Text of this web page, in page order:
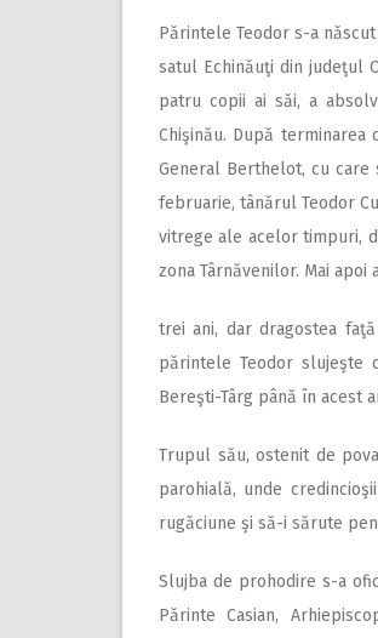
Părintele Teodor s-a
satul Echinăuţi din judeţul
patru copii ai săi, a
Chişinău. După
General Berthelot, cu care
februarie, tânărul Teodor
vitrege ale acelor timpuri,
zona Târnăvenilor. Mai
trei ani, dar dragostea
părintele Teodor slujeşte
Bereşti-Târg până în acest
Trupul său, ostenit de
parohială, unde
rugăciune şi să-i sărute
Slujba de prohodire s-a
Părinte Casian,